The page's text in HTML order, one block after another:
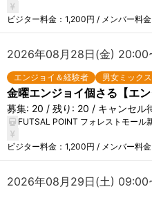
ビジター料金：1,200円 / メンバー料
2026年08月28日(金)
エンジョイ＆経験者 男女ミックス
金曜エンジョイ個さる【エン
募集: 20 / 残り: 20 / キャンセル
FUTSAL POINT フォレストモール
ビジター料金：1,200円 / メンバー料
2026年08月29日(土)